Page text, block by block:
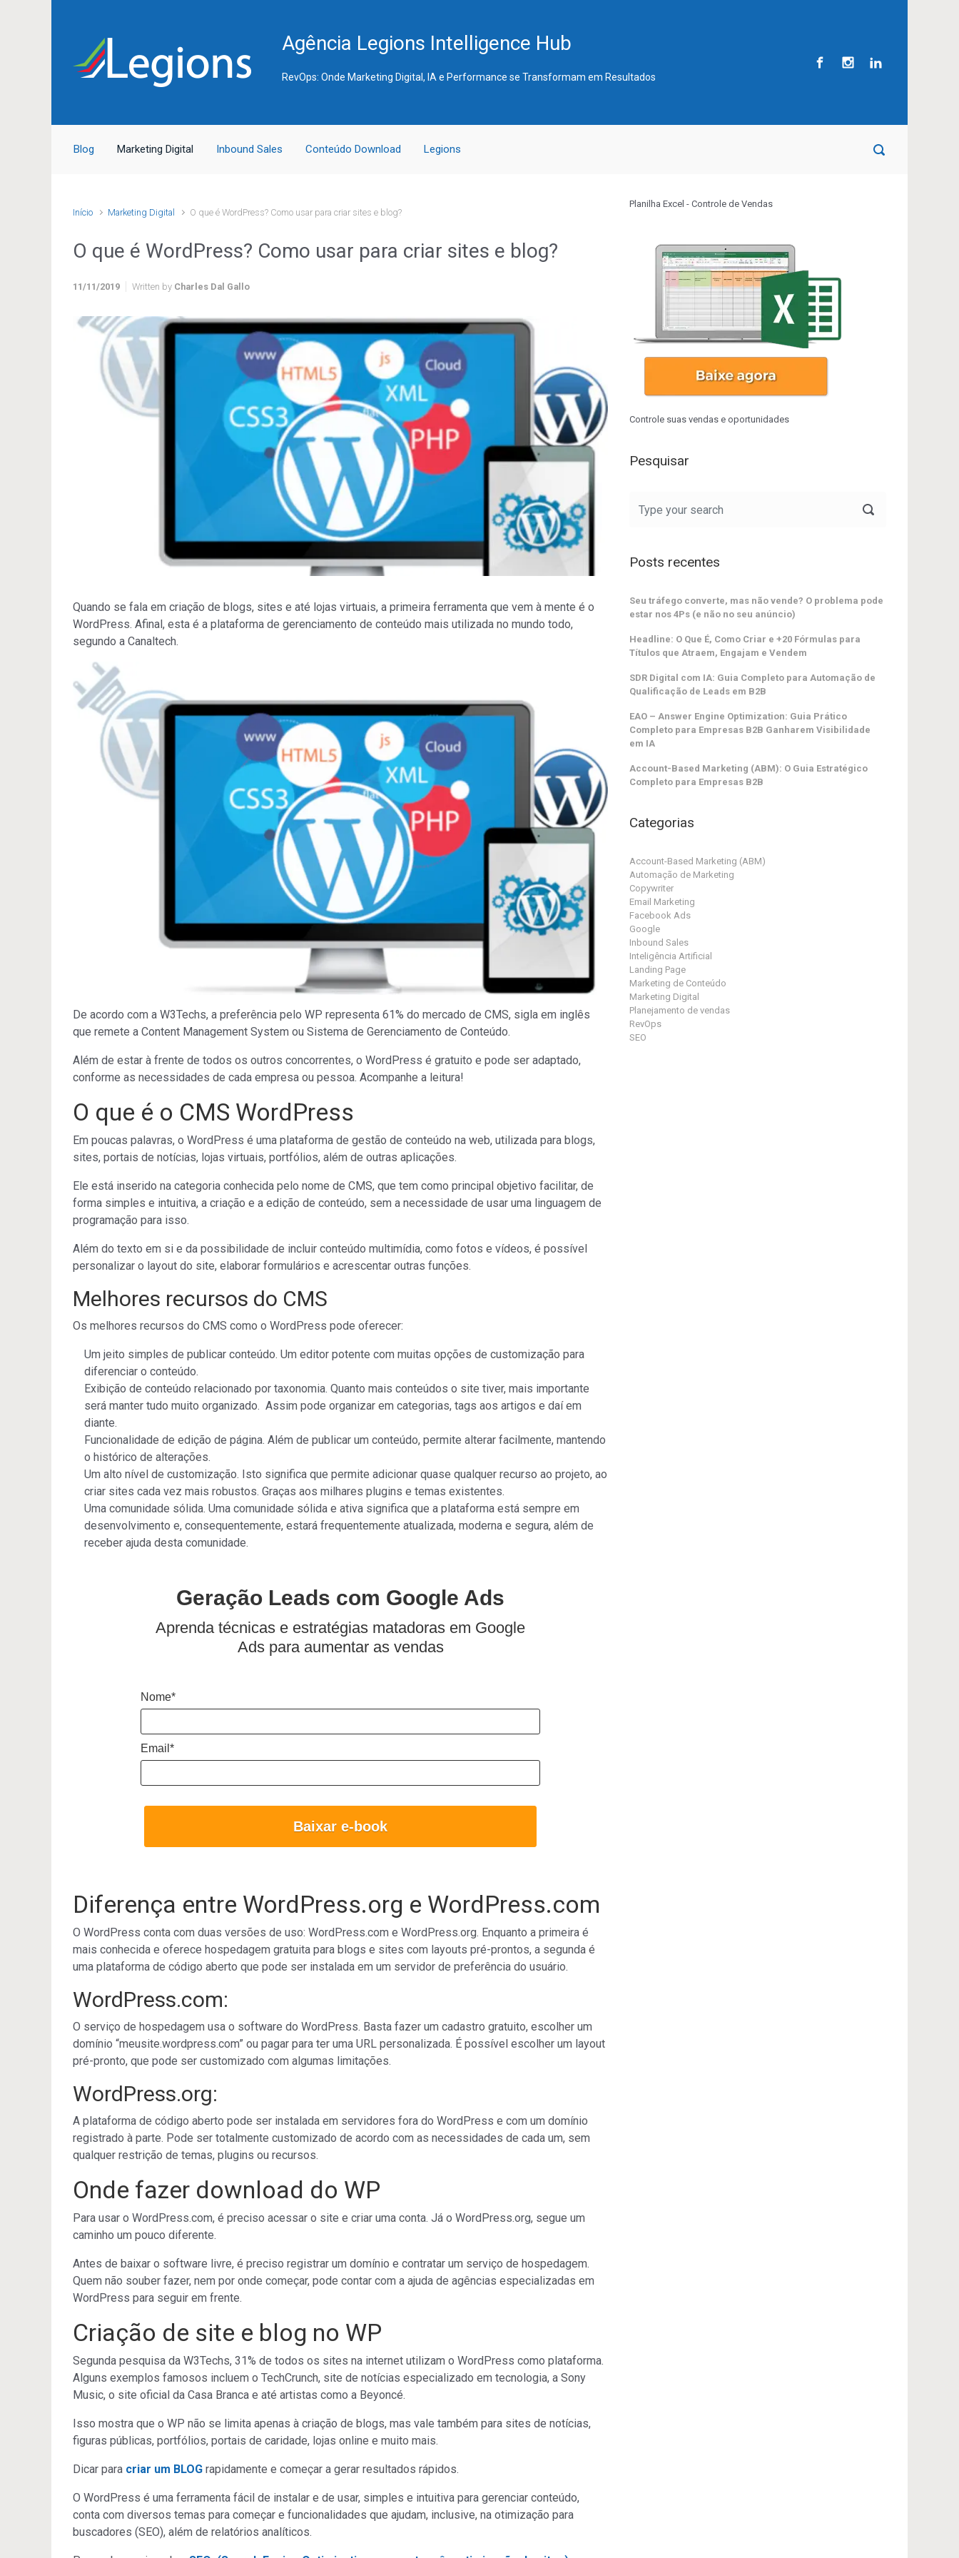
Agência Legions Intelligence Hub
RevOps: Onde Marketing Digital, IA e Performance se Transformam em Resultados
Blog Marketing Digital Inbound Sales Conteúdo Download Legions
Início Marketing Digital O que é WordPress? Como usar para criar sites e blog?
O que é WordPress? Como usar para criar sites e blog?
11/11/2019 Written by Charles Dal Gallo
Quando se fala em criação de blogs, sites e até lojas virtuais, a primeira ferramenta que vem à mente é o
WordPress. Afinal, esta é a plataforma de gerenciamento de conteúdo mais utilizada no mundo todo,
segundo a Canaltech.
De acordo com a W3Techs, a preferência pelo WP representa 61% do mercado de CMS, sigla em inglês
que remete a Content Management System ou Sistema de Gerenciamento de Conteúdo.
Além de estar à frente de todos os outros concorrentes, o WordPress é gratuito e pode ser adaptado,
conforme as necessidades de cada empresa ou pessoa. Acompanhe a leitura!
O que é o CMS WordPress
Em poucas palavras, o WordPress é uma plataforma de gestão de conteúdo na web, utilizada para blogs,
sites, portais de notícias, lojas virtuais, portfólios, além de outras aplicações.
Ele está inserido na categoria conhecida pelo nome de CMS, que tem como principal objetivo facilitar, de
forma simples e intuitiva, a criação e a edição de conteúdo, sem a necessidade de usar uma linguagem de
programação para isso.
Além do texto em si e da possibilidade de incluir conteúdo multimídia, como fotos e vídeos, é possível
personalizar o layout do site, elaborar formulários e acrescentar outras funções.
Melhores recursos do CMS
Os melhores recursos do CMS como o WordPress pode oferecer:
Um jeito simples de publicar conteúdo. Um editor potente com muitas opções de customização para
diferenciar o conteúdo.
Exibição de conteúdo relacionado por taxonomia. Quanto mais conteúdos o site tiver, mais importante
será manter tudo muito organizado. Assim pode organizar em categorias, tags aos artigos e daí em
diante.
Funcionalidade de edição de página. Além de publicar um conteúdo, permite alterar facilmente, mantendo
o histórico de alterações.
Um alto nível de customização. Isto significa que permite adicionar quase qualquer recurso ao projeto, ao
criar sites cada vez mais robustos. Graças aos milhares plugins e temas existentes.
Uma comunidade sólida. Uma comunidade sólida e ativa significa que a plataforma está sempre em
desenvolvimento e, consequentemente, estará frequentemente atualizada, moderna e segura, além de
receber ajuda desta comunidade.
Geração Leads com Google Ads
Aprenda técnicas e estratégias matadoras em Google
Ads para aumentar as vendas
Nome*
Email*
Baixar e-book
Diferença entre WordPress.org e WordPress.com
O WordPress conta com duas versões de uso: WordPress.com e WordPress.org. Enquanto a primeira é
mais conhecida e oferece hospedagem gratuita para blogs e sites com layouts pré-prontos, a segunda é
uma plataforma de código aberto que pode ser instalada em um servidor de preferência do usuário.
WordPress.com:
O serviço de hospedagem usa o software do WordPress. Basta fazer um cadastro gratuito, escolher um
domínio “meusite.wordpress.com” ou pagar para ter uma URL personalizada. É possível escolher um layout
pré-pronto, que pode ser customizado com algumas limitações.
WordPress.org:
A plataforma de código aberto pode ser instalada em servidores fora do WordPress e com um domínio
registrado à parte. Pode ser totalmente customizado de acordo com as necessidades de cada um, sem
qualquer restrição de temas, plugins ou recursos.
Onde fazer download do WP
Para usar o WordPress.com, é preciso acessar o site e criar uma conta. Já o WordPress.org, segue um
caminho um pouco diferente.
Antes de baixar o software livre, é preciso registrar um domínio e contratar um serviço de hospedagem.
Quem não souber fazer, nem por onde começar, pode contar com a ajuda de agências especializadas em
WordPress para seguir em frente.
Criação de site e blog no WP
Segunda pesquisa da W3Techs, 31% de todos os sites na internet utilizam o WordPress como plataforma.
Alguns exemplos famosos incluem o TechCrunch, site de notícias especializado em tecnologia, a Sony
Music, o site oficial da Casa Branca e até artistas como a Beyoncé.
Isso mostra que o WP não se limita apenas à criação de blogs, mas vale também para sites de notícias,
figuras públicas, portfólios, portais de caridade, lojas online e muito mais.
Dicar para criar um BLOG rapidamente e começar a gerar resultados rápidos.
O WordPress é uma ferramenta fácil de instalar e de usar, simples e intuitiva para gerenciar conteúdo,
conta com diversos temas para começar e funcionalidades que ajudam, inclusive, na otimização para
buscadores (SEO), além de relatórios analíticos.
Planilha Excel - Controle de Vendas
Controle suas vendas e oportunidades
Pesquisar
Posts recentes
Seu tráfego converte, mas não vende? O problema pode
estar nos 4Ps (e não no seu anúncio)
Headline: O Que É, Como Criar e +20 Fórmulas para
Títulos que Atraem, Engajam e Vendem
SDR Digital com IA: Guia Completo para Automação de
Qualificação de Leads em B2B
EAO – Answer Engine Optimization: Guia Prático
Completo para Empresas B2B Ganharem Visibilidade
em IA
Account-Based Marketing (ABM): O Guia Estratégico
Completo para Empresas B2B
Categorias
Account-Based Marketing (ABM)
Automação de Marketing
Copywriter
Email Marketing
Facebook Ads
Google
Inbound Sales
Inteligência Artificial
Landing Page
Marketing de Conteúdo
Marketing Digital
Planejamento de vendas
RevOps
SEO